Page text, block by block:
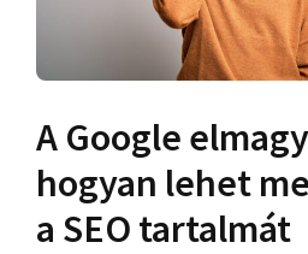
A Google
hogyan lehet
a SEO tartalmát